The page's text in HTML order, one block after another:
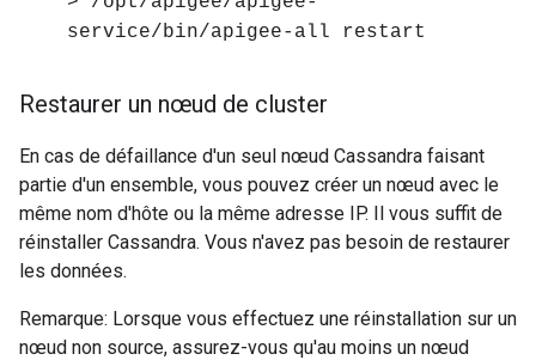
service/bin/apigee-all restart
Restaurer un nœud de cluster
En cas de défaillance d'un seul nœud Cassandra faisant
partie d'un ensemble, vous pouvez créer un nœud avec le
même nom d'hôte ou la même adresse IP. Il vous suffit de
réinstaller Cassandra. Vous n'avez pas besoin de restaurer
les données.
Remarque: Lorsque vous effectuez une réinstallation sur un
nœud non source, assurez-vous qu'au moins un nœud